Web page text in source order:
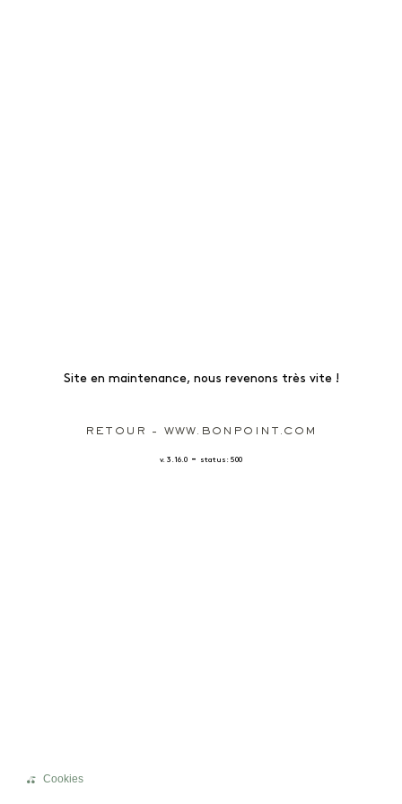
Site en maintenance, nous revenons très vite !
RETOUR - WWW.BONPOINT.COM
v. 3.16.0 - status: 500